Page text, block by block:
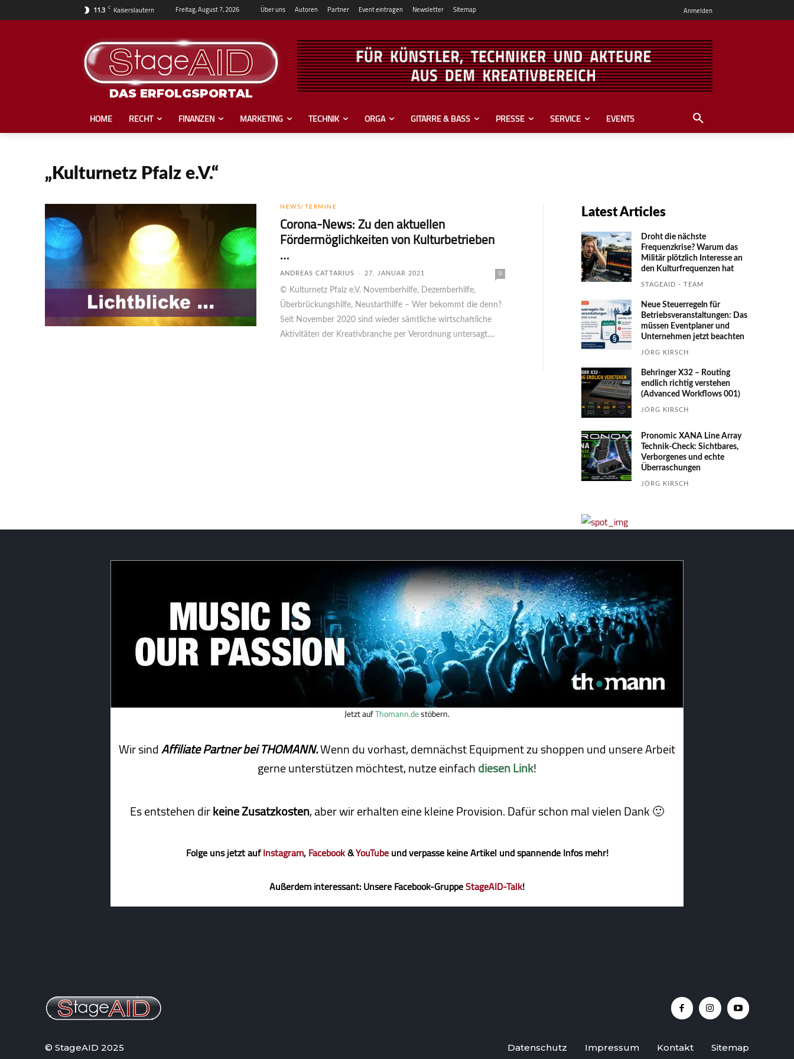
11.3 C Kaiserslautern Freitag, August 7, 2026 Über uns Autoren Partner Event eintragen Newsletter Sitemap Anmelden
DAS ERFOLGSPORTAL
HOME RECHT FINANZEN MARKETING TECHNIK ORGA GITARRE & BASS PRESSE SERVICE EVENTS
„Kulturnetz Pfalz e.V.“
NEWS/TERMINE
Corona-News: Zu den aktuellen
Fördermöglichkeiten von Kulturbetrieben
…
ANDREAS CATTARIUS - 27. JANUAR 2021 0
© Kulturnetz Pfalz e.V. Novemberhilfe, Dezemberhilfe,
Überbrückungshilfe, Neustarthilfe – Wer bekommt die denn?
Seit November 2020 sind wieder sämtliche wirtschaftliche
Aktivitäten der Kreativbranche per Verordnung untersagt....
Latest Articles
Droht die nächste
Frequenzkrise? Warum das
Mili­tär plötzlich Inte­resse an
den Kultur­fre­quen­zen hat
STAGEAID - TEAM
Neue Steuerregeln für
Betriebs­ver­an­stal­tungen: Das
müssen Event­planer und
Unter­nehmen jetzt beachten
JÖRG KIRSCH
Behringer X32 – Routing
endlich richtig verstehen
(Advanced Workflows 001)
JÖRG KIRSCH
Pronomic XANA Line Array
Technik-Check: Sichtbares,
Verborgenes und echte
Überraschungen
JÖRG KIRSCH
Jetzt aufThomann.destöbern.
Wir sindAffiliate Partner bei THOMANN.Wenn du vorhast, demnächst Equipment zu shoppen und unsere Arbeit
gerne unterstützen möchtest, nutze einfachdiesen Link!
Es entstehen dirkeine Zusatzkosten, aber wir erhalten eine kleine Pro­vi­sion. Dafür schon mal vielen Dank 🙂
Folge uns jetzt aufInstagram,Facebook&YouTubeund verpasse keine Artikel und spannende Infos mehr!
Außerdem interessant: Unsere Facebook-GruppeStageAID-Talk!
© StageAID 2025 Datenschutz Impressum Kontakt Sitemap